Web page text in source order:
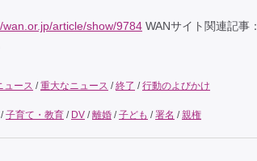
wan.or.jp/article/show/9784 WANサイト関連記事：
ュース /重大なニュース /終了 /行動のよびかけ
/子育て・教育 / DV /離婚 /子ども /署名 /親権